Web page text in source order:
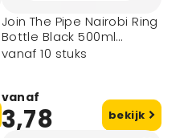
Join The Pipe Nairobi Ring
Bottle Black 500ml
waterfles
vanaf 10 stuks
vanaf
3,78 bekijk